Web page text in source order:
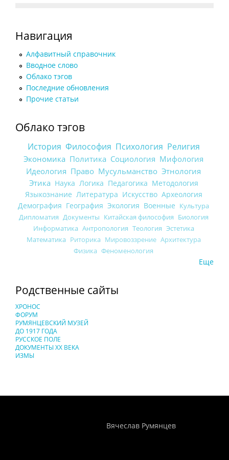
Навигация
Алфавитный справочник
Вводное слово
Облако тэгов
Последние обновления
Прочие статьи
Облако тэгов
История Философия Психология Религия
Экономика Политика Социология Мифология
Идеология Право Мусульманство Этнология
Этика Наука Логика Педагогика Методология
Языкознание Литература Искусство Археология
Демография География Экология Военные Культура
Дипломатия Документы Китайская философия Биология
Информатика Антропология Теология Эстетика
Математика Риторика Мировоззрение Архитектура
Физика Феноменология
Еще
Родственные сайты
ХРОНОС
ФОРУМ
РУМЯНЦЕВСКИЙ МУЗЕЙ
ДО 1917 ГОДА
РУССКОЕ ПОЛЕ
ДОКУМЕНТЫ XX ВЕКА
ИЗМЫ
Вячеслав Румянцев